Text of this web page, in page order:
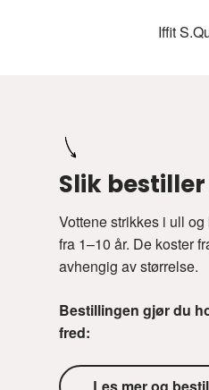
Iffit
Slik
Vottene strikkes i ull
fra 1–10 år. De koster
avhengig av størrelse.
Bestillingen gjør du
fred: